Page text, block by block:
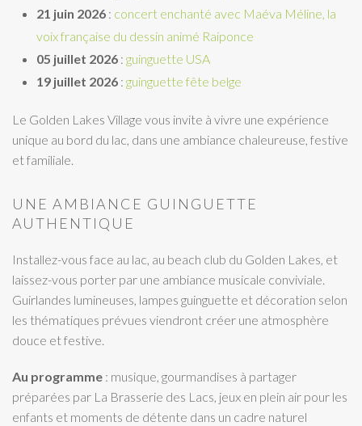
21 juin 2026 : concert enchanté avec Maéva Méline, la
voix française du dessin animé Raiponce
05 juillet 2026 : guinguette USA
19 juillet 2026 : guinguette fête belge
Le Golden Lakes Village vous invite à vivre une expérience
unique au bord du lac, dans une ambiance chaleureuse, festive
et familiale.
UNE AMBIANCE GUINGUETTE
AUTHENTIQUE
Installez-vous face au lac, au beach club du Golden Lakes, et
laissez-vous porter par une ambiance musicale conviviale.
Guirlandes lumineuses, lampes guinguette et décoration selon
les thématiques prévues viendront créer une atmosphère
douce et festive.
Au programme : musique, gourmandises à partager
préparées par La Brasserie des Lacs, jeux en plein air pour les
enfants et moments de détente dans un cadre naturel